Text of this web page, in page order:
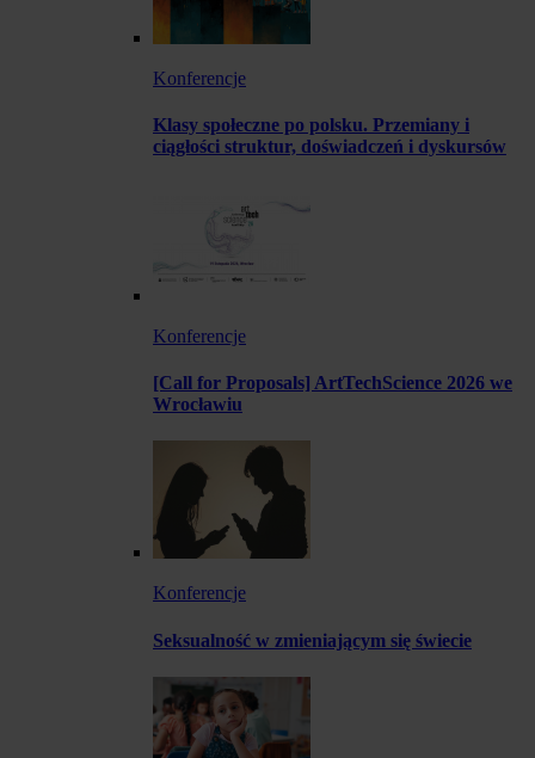
Konferencje
Klasy społeczne po polsku. Przemiany i
ciągłości struktur, doświadczeń i dyskursów
Konferencje
[Call for Proposals] ArtTechScience 2026 we
Wrocławiu
Konferencje
Seksualność w zmieniającym się świecie